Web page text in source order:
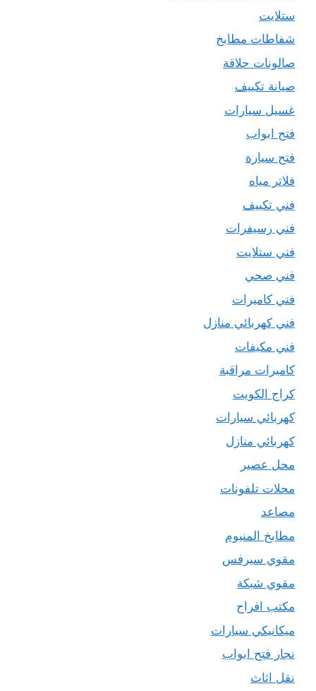
ستلايت
شفاطات مطابخ
صالونات حلاقة
صيانة تكييف
غسيل سيارات
فتح ابواب
فتح سيارة
فلاتر مياه
فني تكييف
فني رسيفرات
فني ستلايت
فني صحي
فني كاميرات
فني كهربائي منازل
فني مكيفات
كاميرات مراقبة
كراج الكويت
كهربائي سيارات
كهربائي منازل
محل عصير
محلات تلفونات
مصاعد
مطابخ المنيوم
مقوي سيرفس
مقوي شبكة
مكتب افراح
ميكانيكي سيارات
نجار فتح ابواب
نقل اثاث